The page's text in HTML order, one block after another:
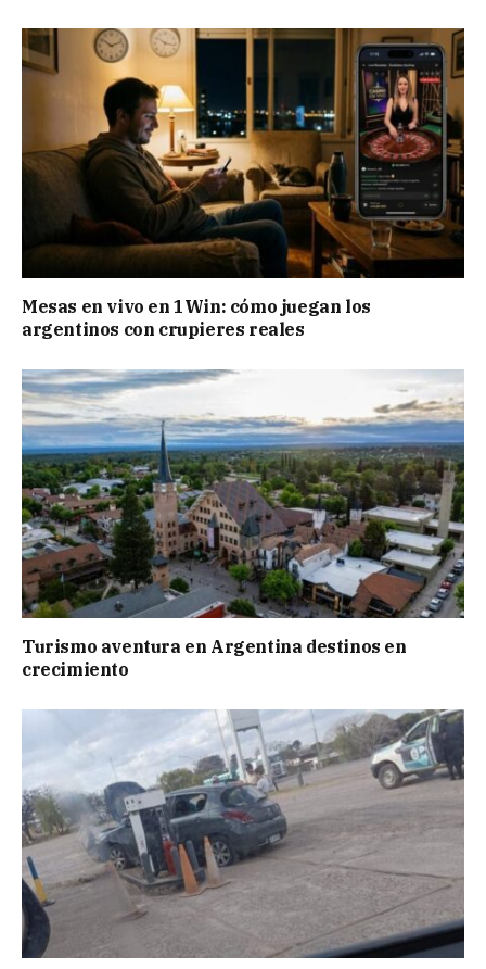
Mesas en vivo en 1Win: cómo juegan los
argentinos con crupieres reales
Turismo aventura en Argentina destinos en
crecimiento